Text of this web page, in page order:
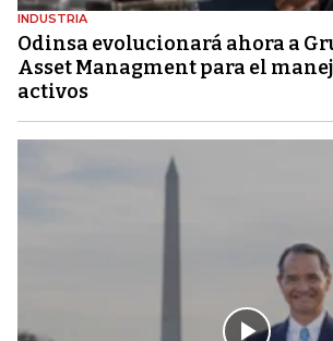
INDUSTRIA
Odinsa evolucionará ahora a
Asset Managment para el
activos